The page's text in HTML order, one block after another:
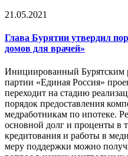
21.05.2021
Глава Бурятии утвердил
домов для врачей»
Инициированный Бурятским
партии «Единая Россия»
переходит на стадию
порядок предоставления
медработникам по ипотеке.
основной долг и проценты в
кредитования и работы в
меру поддержки можно